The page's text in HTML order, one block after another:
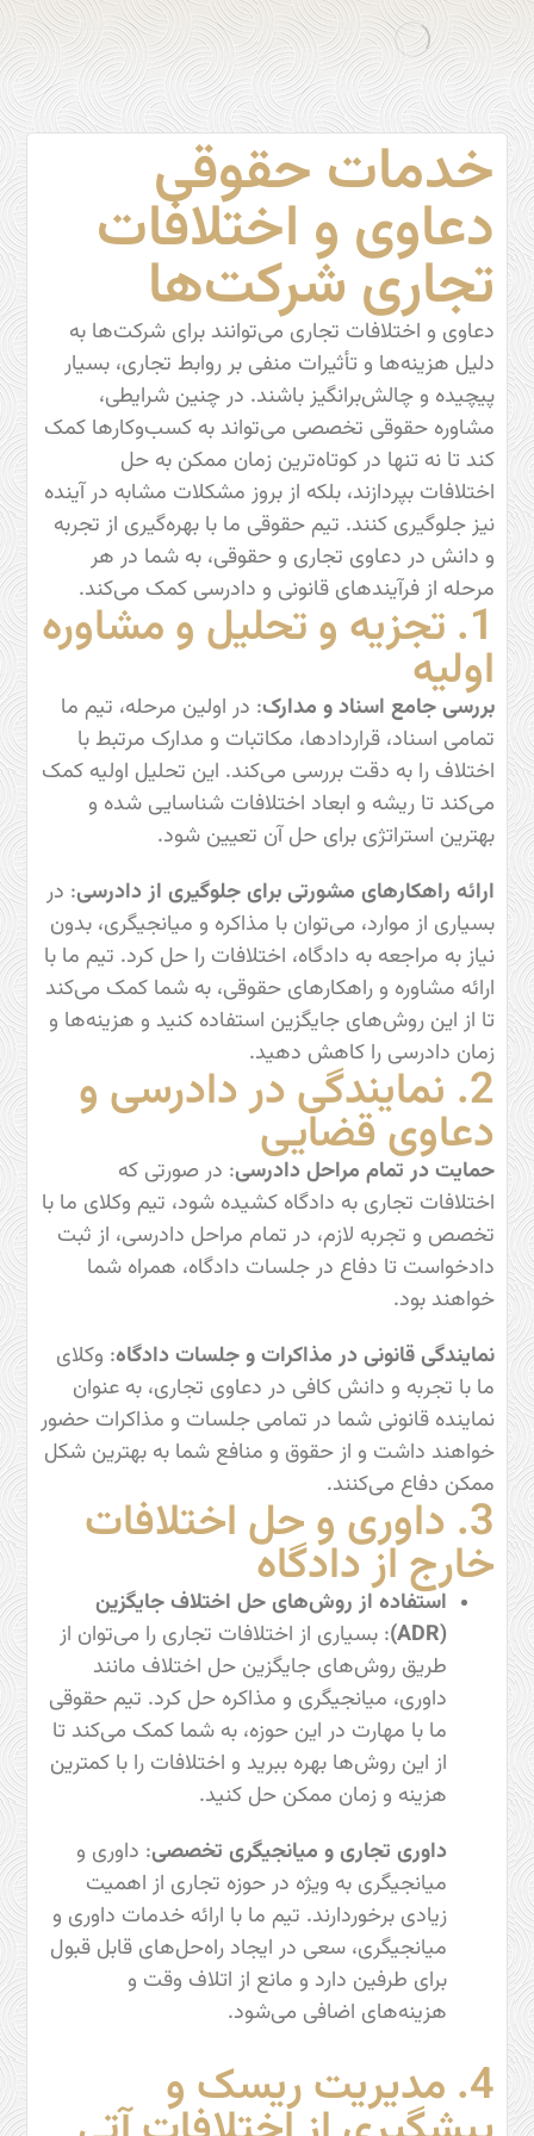
خدمات حقوقی
دعاوی و اختلافات
تجاری شرکت‌ها
دعاوی و اختلافات تجاری می‌توانند برای شرکت‌ها به
دلیل هزینه‌ها و تأثیرات منفی بر روابط تجاری، بسیار
پیچیده و چالش‌برانگیز باشند. در چنین شرایطی،
مشاوره حقوقی تخصصی می‌تواند به کسب‌وکارها کمک
کند تا نه تنها در کوتاه‌ترین زمان ممکن به حل
اختلافات بپردازند، بلکه از بروز مشکلات مشابه در آینده
نیز جلوگیری کنند. تیم حقوقی ما با بهره‌گیری از تجربه
و دانش در دعاوی تجاری و حقوقی، به شما در هر
مرحله از فرآیندهای قانونی و دادرسی کمک می‌کند.
1. تجزیه و تحلیل و مشاوره
اولیه
بررسی جامع اسناد و مدارک: در اولین مرحله، تیم ما
تمامی اسناد، قراردادها، مکاتبات و مدارک مرتبط با
اختلاف را به دقت بررسی می‌کند. این تحلیل اولیه کمک
می‌کند تا ریشه و ابعاد اختلافات شناسایی شده و
بهترین استراتژی برای حل آن تعیین شود.
ارائه راهکارهای مشورتی برای جلوگیری از دادرسی: در
بسیاری از موارد، می‌توان با مذاکره و میانجیگری، بدون
نیاز به مراجعه به دادگاه، اختلافات را حل کرد. تیم ما با
ارائه مشاوره و راهکارهای حقوقی، به شما کمک می‌کند
تا از این روش‌های جایگزین استفاده کنید و هزینه‌ها و
زمان دادرسی را کاهش دهید.
2. نمایندگی در دادرسی و
دعاوی قضایی
حمایت در تمام مراحل دادرسی: در صورتی که
اختلافات تجاری به دادگاه کشیده شود، تیم وکلای ما با
تخصص و تجربه لازم، در تمام مراحل دادرسی، از ثبت
دادخواست تا دفاع در جلسات دادگاه، همراه شما
خواهند بود.
نمایندگی قانونی در مذاکرات و جلسات دادگاه: وکلای
ما با تجربه و دانش کافی در دعاوی تجاری، به عنوان
نماینده قانونی شما در تمامی جلسات و مذاکرات حضور
خواهند داشت و از حقوق و منافع شما به بهترین شکل
ممکن دفاع می‌کنند.
3. داوری و حل اختلافات
خارج از دادگاه
استفاده از روش‌های حل اختلاف جایگزین
(ADR)
: بسیاری از اختلافات تجاری را می‌توان از
طریق روش‌های جایگزین حل اختلاف مانند
داوری، میانجیگری و مذاکره حل کرد. تیم حقوقی
ما با مهارت در این حوزه، به شما کمک می‌کند تا
از این روش‌ها بهره ببرید و اختلافات را با کمترین
هزینه و زمان ممکن حل کنید.
داوری تجاری و میانجیگری تخصصی: داوری و
میانجیگری به ویژه در حوزه تجاری از اهمیت
زیادی برخوردارند. تیم ما با ارائه خدمات داوری و
میانجیگری، سعی در ایجاد راه‌حل‌های قابل قبول
برای طرفین دارد و مانع از اتلاف وقت و
هزینه‌های اضافی می‌شود.
4. مدیریت ریسک و